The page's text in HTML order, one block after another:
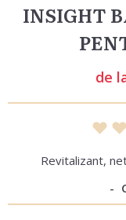
INSIGHT
de
Revitalizant,